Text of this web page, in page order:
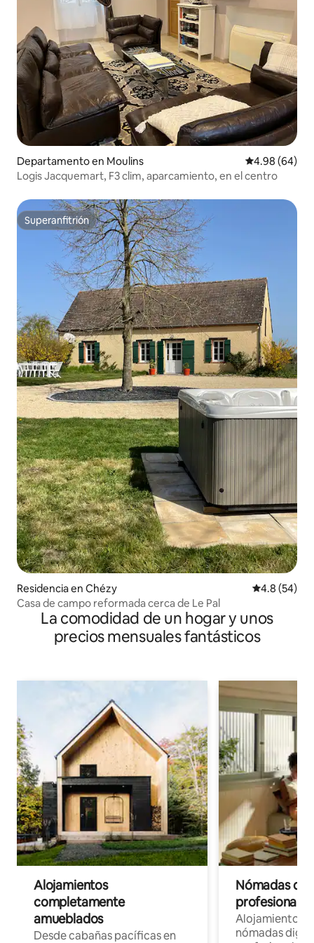
Departamento en Moulins Calificación
4.98 (64)
Logis Jacquemart, F3 clim, aparcamiento, en el centro
Superanfitrión
Superanfitrión
Residencia en Chézy Calificación
4.8 (54)
Casa de campo reformada cerca de Le Pal
La comodidad de un hogar y unos
precios mensuales fantásticos
Alojamientos
completamente
amueblados
Desde cabañas pacíficas en
Nómadas
Alojamientos
nómadas